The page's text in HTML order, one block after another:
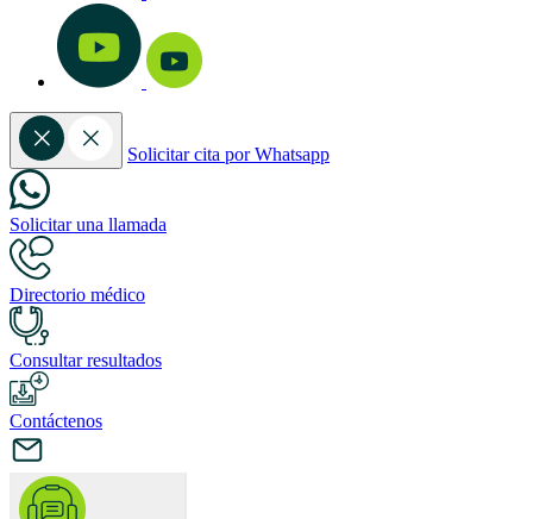
Solicitar cita por Whatsapp
Solicitar una llamada
Directorio médico
Consultar resultados
Contáctenos